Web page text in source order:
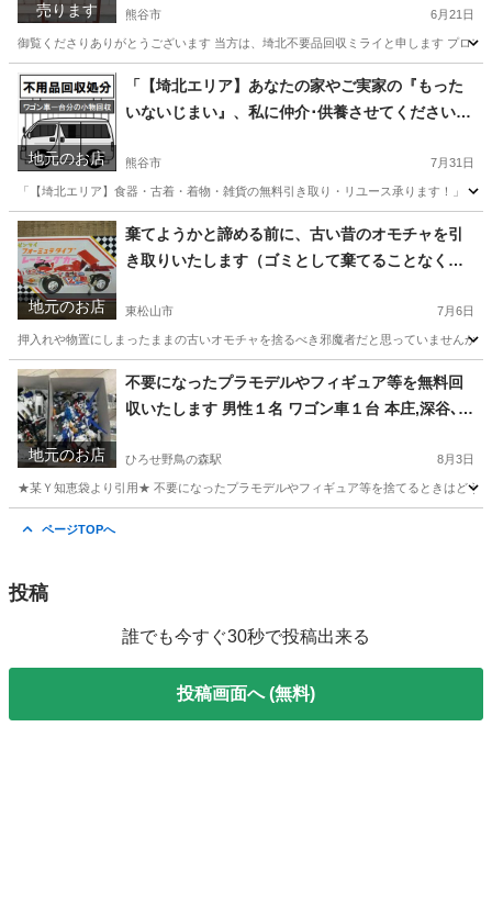
売ります 熊谷市 6月21日
御覧くださりありがとうございます 当方は、埼北不要品回収ミライと申します プロ
埼玉 熊谷市 家具 キャスター
地元のお店
「【埼北エリア】あなたの家やご実家の『もった
いないじまい』、私に仲介･供養させてください！
リユース／リサイクルをしてゴミとして棄てるこ
とをせずに再利用の道を探してチャレンジしてい
ます」
熊谷市 7月31日
「【埼北エリア】食器・古着・着物・雑貨の無料引き取り・リユース承ります！」
埼玉 熊谷市 便利屋 無料
地元のお店
棄てようかと諦める前に、古い昔のオモチャを引
き取りいたします（ゴミとして棄てることなく、
す） 埼玉北～群馬南部
東松山市 7月6日
押入れや物置にしまったままの古いオモチャを捨るべき邪魔者だと思っていませんか
埼玉 東松山市 リサイクルショップ 買取
地元のお店
不要になったプラモデルやフィギュア等を無料回
収いたします 男性１名 ワゴン車１台 本庄,深谷､熊
川町
ひろせ野鳥の森駅 8月3日
★某Ｙ知恵袋より引用★ 不要になったプラモデルやフィギュア等を捨てるときはどう
ページTOPへ
投稿
誰でも今すぐ30秒で投稿出来る
投稿画面へ (無料)